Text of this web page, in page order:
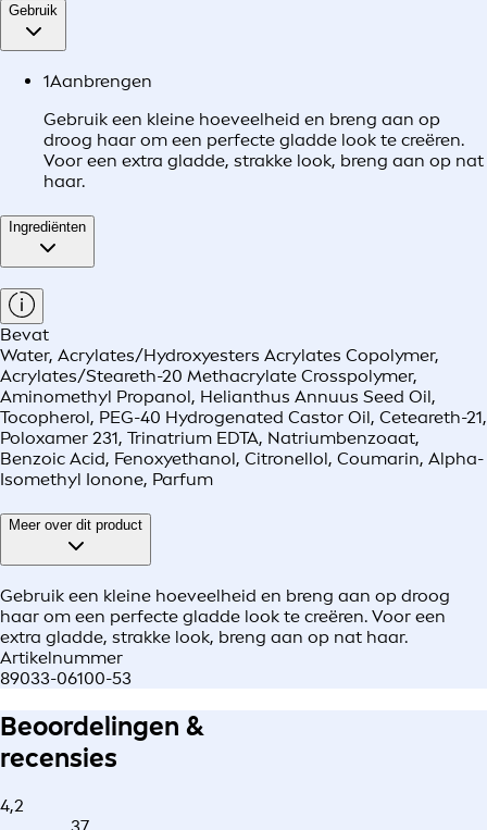
Gebruik
1Aanbrengen
Gebruik een kleine hoeveelheid en breng aan op
droog haar om een perfecte gladde look te creëren.
Voor een extra gladde, strakke look, breng aan op nat
haar.
Ingrediënten
Bevat
Water, Acrylates/Hydroxyesters Acrylates Copolymer,
Acrylates/Steareth-20 Methacrylate Crosspolymer,
Aminomethyl Propanol, Helianthus Annuus Seed Oil,
Tocopherol, PEG-40 Hydrogenated Castor Oil, Ceteareth-21,
Poloxamer 231, Trinatrium EDTA, Natriumbenzoaat,
Benzoic Acid, Fenoxyethanol, Citronellol, Coumarin, Alpha-
Isomethyl Ionone, Parfum
Meer over dit product
Gebruik een kleine hoeveelheid en breng aan op droog
haar om een perfecte gladde look te creëren. Voor een
extra gladde, strakke look, breng aan op nat haar.
Artikelnummer
89033-06100-53
Beoordelingen &
recensies
4,2